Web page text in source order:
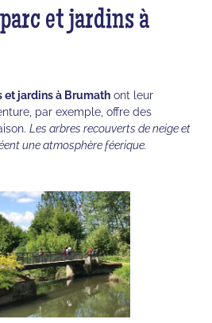
et jardins à
et jardins à Brumath ont leur
par exemple, offre des
Les arbres recouverts de neige et
une atmosphère féerique.